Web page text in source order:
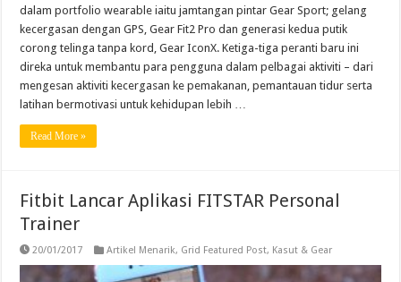
dalam portfolio wearable iaitu jamtangan pintar Gear Sport; gelang
kecergasan dengan GPS, Gear Fit2 Pro dan generasi kedua putik
corong telinga tanpa kord, Gear IconX. Ketiga-tiga peranti baru ini
direka untuk membantu para pengguna dalam pelbagai aktiviti – dari
mengesan aktiviti kecergasan ke pemakanan, pemantauan tidur serta
latihan bermotivasi untuk kehidupan lebih …
Read More »
Fitbit Lancar Aplikasi FITSTAR Personal
Trainer
20/01/2017 Artikel Menarik, Grid Featured Post, Kasut & Gear